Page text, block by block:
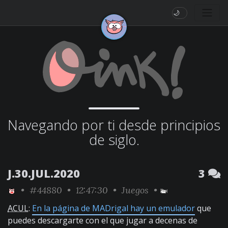
🌙
Navegando por ti desde principios
de siglo.
J.30.JUL.2020 3
• #44880 • 12:47:30 • Juegos •
ACUL: En la página de MADrigal hay un emuladorque
puedes descargarte con el que jugar a decenas de